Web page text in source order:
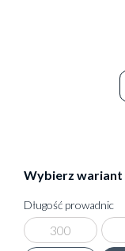
Wybierz wariant
Długość prowadnic
300